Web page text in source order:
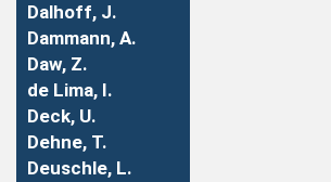
Dalhoff, J.
Dammann, A.
Daw, Z.
de Lima, I.
Deck, U.
Dehne, T.
Deuschle, L.